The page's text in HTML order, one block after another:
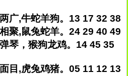
广,牛蛇羊狗。13 17 32 38
聚,鼠兔蛇羊。24 29 40 49
琴，猴狗龙鸡。14 45 35
目,虎兔鸡猪。05 11 12 13